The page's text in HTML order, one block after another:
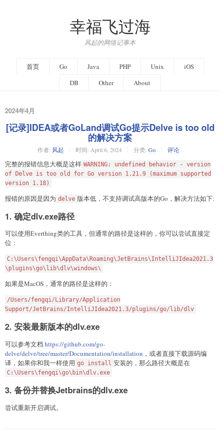
幸福飞过海
风起的网络记事本
首页 Go Java PHP Unix
iOS
DB
Other About
2024年4月
[记录]IDEA或者GoLand调试Go提示Delve is too old
的解决方案
作者: 风起 时间: April 6, 2024 分类: Go 评论
完整的报错信息大概是这样 WARNING: undefined behavior - version
of Delve is too old for Go version 1.21.9 (maximum supported
version 1.18)
报错的原因是因为 delve 版本低，不支持调试高版本的Go，解决方法如下:
1. 确定dlv.exe路径
可以使用Everthing类的工具，但通常的路径是这样的，你可以尝试直接定
位：
C:\Users\fengqi\AppData\Roaming\JetBrains\IntelliJIdea2021.3
\plugins\go\lib\dlv\windows\
如果是MacOS，通常的路径是这样的：
/Users/fengqi/Library/Application
Support/JetBrains/IntelliJIdea2021.3/plugins/go/lib/dlv
2. 安装最新版本的dlv.exe
可以参考文档 https://github.com/go-
delve/delve/tree/master/Documentation/installation ，或者直接下载源码编
译，如果你和我一样使用 go install 安装的，那么路径大概是在
C:\Users\fengqi\go\bin\dlv.exe
3. 备份并替换Jetbrains的dlv.exe
尝试重新开启调试。